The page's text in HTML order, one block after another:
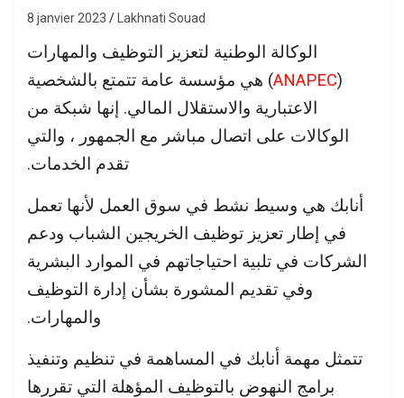
8 janvier 2023 Lakhnati Souad
الوكالة الوطنية لتعزيز التوظيف والمهارات
(
ANAPEC) هي مؤسسة عامة تتمتع بالشخصية
الاعتبارية والاستقلال المالي. إنها شبكة من
الوكالات على اتصال مباشر مع الجمهور ، والتي
تقدم الخدمات.
أنابك هي وسيط نشط في سوق العمل لأنها تعمل
في إطار تعزيز توظيف الخريجين الشباب ودعم
الشركات في تلبية احتياجاتهم في الموارد البشرية
وفي تقديم المشورة بشأن إدارة التوظيف
والمهارات.
تتمثل مهمة أنابك في المساهمة في تنظيم وتنفيذ
برامج النهوض بالتوظيف المؤهلة التي تقررها